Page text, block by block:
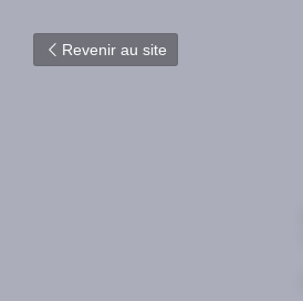
Revenir au site